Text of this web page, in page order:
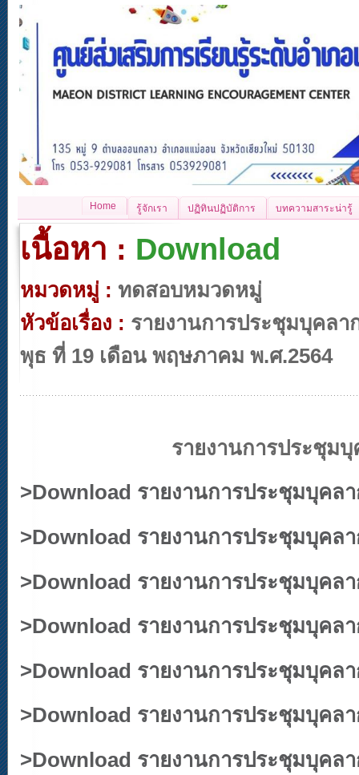
Home รู้จักเรา ปฏิทินปฏิบัติการ บทความสาระน่ารู้
เนื้อหา : Download
หมวดหมู่ : ทดสอบหมวดหมู่
หัวข้อเรื่อง : รายงานการประชุมบุคลา
พุธ ที่ 19 เดือน พฤษภาคม พ.ศ.2564
รายงานการประชุมบุคลาก
>Download รายงานการประชุมบุคล
>Download รายงานการประชุมบุคล
>Download รายงานการประชุมบุคล
>Download รายงานการประชุมบุคล
>Download รายงานการประชุมบุคล
>Download รายงานการประชุมบุคล
>Download รายงานการประชุมบุคล